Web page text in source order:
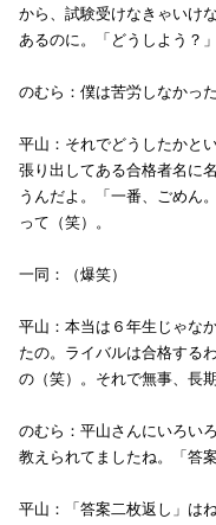
から、試験受けなきゃいけ
あるのに。「どうしよう？
のむら：僕は苦労しなかっ
平山：それでどうしたかと
張り出してある合格者名に
うんだよ。「一番、ごめん
って（笑）。
一同：（爆笑）
平山：本当は６年生じゃな
たの。ライバルは合格する
の（笑）。それで無事、長
のむら：平山さんにいろい
教えられてましたね。「答
平山：「答案二枚返し」は